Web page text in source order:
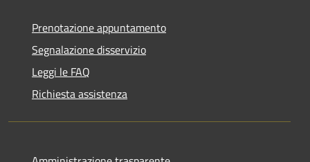
Prenotazione appuntamento
Segnalazione disservizio
Leggi le FAQ
Richiesta assistenza